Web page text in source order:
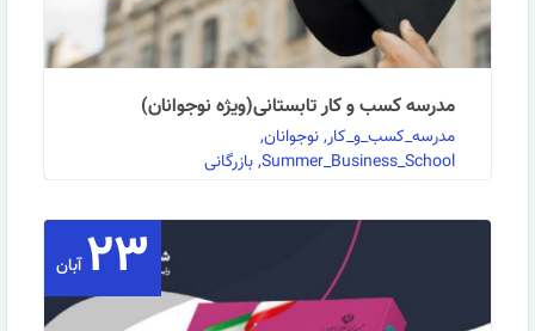
مدرسه کسب و کار تابستانی(ویژه نوجوانان)
مدرسه_کسب_و_کار, نوجوانان,
Summer_Business_School, بازرگانی
به گزارش روابط عمومی مرکز آموزش بازرگانی، این مرکز
دوره مدرسه کسب و کار تابستانی(ویژه نوجوانان) را …۲۳ آبان